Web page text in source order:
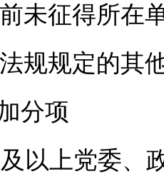
征得所在单
规定的其
分项
上党委、政